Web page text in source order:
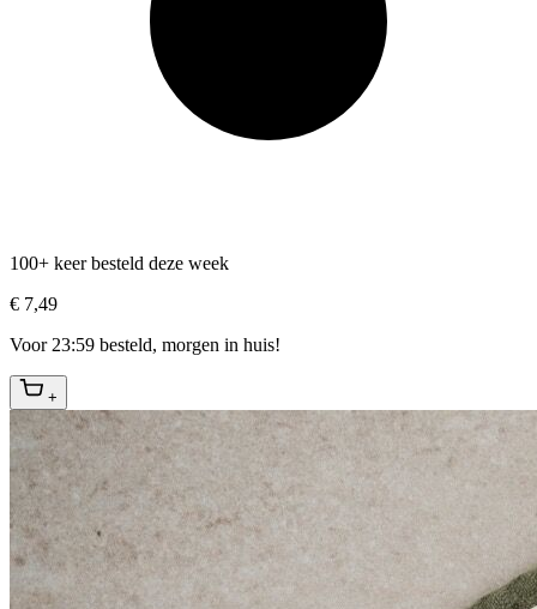
100+ keer besteld deze week
€ 7,49
Voor 23:59 besteld, morgen in huis!
+